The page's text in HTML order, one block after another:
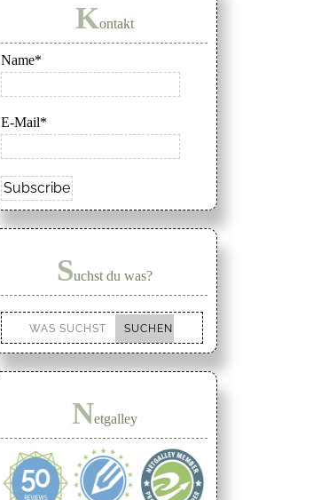
Kontakt
Name*
E-Mail*
Suchst du was?
Netgalley